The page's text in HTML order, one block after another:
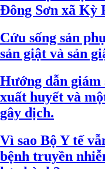
Đông Sơn xã Kỳ
Cứu sống sản
sản giật và sản
Hướng dẫn giám
xuất huyết và
gây dịch.
Vì sao Bộ Y tế
bệnh truyền